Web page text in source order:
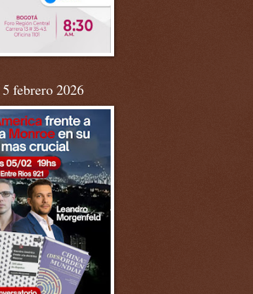
febrero 2026